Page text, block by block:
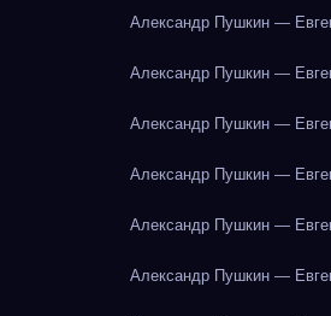
Александр Пушкин —
Александр Пушкин —
Александр Пушкин —
Александр Пушкин —
Александр Пушкин —
Александр Пушкин —